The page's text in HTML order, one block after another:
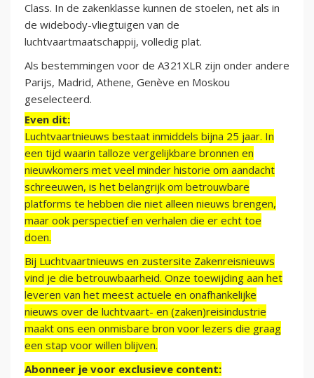
Class. In de zakenklasse kunnen de stoelen, net als in
de widebody-vliegtuigen van de
luchtvaartmaatschappij, volledig plat.
Als bestemmingen voor de A321XLR zijn onder andere
Parijs, Madrid, Athene, Genève en Moskou
geselecteerd.
Even dit:
Luchtvaartnieuws bestaat inmiddels bijna 25 jaar. In
een tijd waarin talloze vergelijkbare bronnen en
nieuwkomers met veel minder historie om aandacht
schreeuwen, is het belangrijk om betrouwbare
platforms te hebben die niet alleen nieuws brengen,
maar ook perspectief en verhalen die er echt toe
doen.
Bij Luchtvaartnieuws en zustersite Zakenreisnieuws
vind je die betrouwbaarheid. Onze toewijding aan het
leveren van het meest actuele en onafhankelijke
nieuws over de luchtvaart- en (zaken)reisindustrie
maakt ons een onmisbare bron voor lezers die graag
een stap voor willen blijven.
Abonneer je voor exclusieve content: